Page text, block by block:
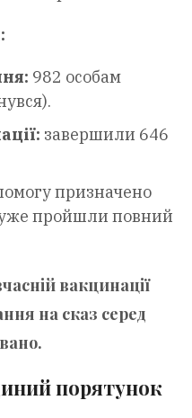
982 особам
завершили 646
призначено
уже пройшли повний
вакцинації
на сказ серед
.
порятунок